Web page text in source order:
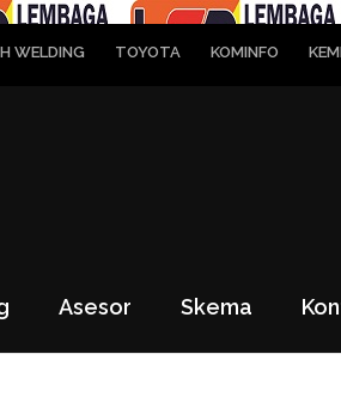
WELDING TOYOTA KOMINFO
Asesor Skema